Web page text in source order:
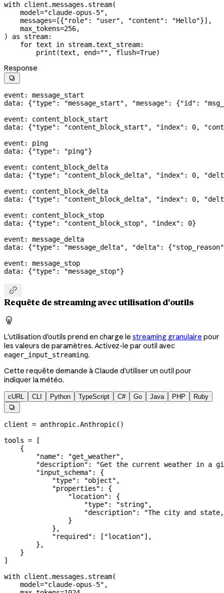
with client.messages.stream(
    model
="claude-opus-5" ,
    messages
= [{"role" : "user" , "content" : "Hello"}],
    max_tokens
=256,
) as stream:
    for
text in stream.text_stream:
        print
(text, end="" , flush=True)
Response

event: message_start
data: {"type" : "message_start" , "message" : {"id" :
event: content_block_start
data: {"type" : "content_block_start" , "index" : 0,
event: ping
data: {"type" : "ping"}
event: content_block_delta
data: {"type" : "content_block_delta" , "index" : 0,
event: content_block_delta
data: {"type" : "content_block_delta" , "index" : 0,
event: content_block_stop
data: {"type" : "content_block_stop" , "index" : 0}
event: message_delta
data: {"type" : "message_delta" , "delta" : {"stop_reason"
event: message_stop
data: {"type" : "message_stop"}

Requête de streaming avec utilisation d'outils

L'utilisation d'outils prend en charge le streaming granulaire pour
les valeurs de paramètres. Activez-le par outil avec
eager_input_streaming.
Cette requête demande à Claude d'utiliser un outil pour
indiquer la météo.
cURL CLI Python TypeScript C# Go Java PHP Ruby

client = anthropic.Anthropic()
tools = [
    {
        "name"
: "get_weather" ,
        "description"
:
"Get the current weather in a
        "input_schema"
: {
            "type"
: "object" ,
            "properties"
: {
                "location"
: {
                    "type"
: "string" ,
                    "description"
:
"The city and
                }
            },
            "required"
: [ "location"],
        },
    }
]
with client.messages.stream(
    model
="claude-opus-5" ,